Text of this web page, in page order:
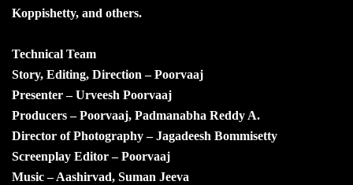
Koppishetty, and others.
Technical Team
Story, Editing, Direction – Poorvaaj
Presenter – Urveesh Poorvaaj
Producers – Poorvaaj, Padmanabha Reddy A.
Director of Photography – Jagadeesh Bommisetty
Screenplay Editor – Poorvaaj
Music – Aashirvad, Suman Jeeva